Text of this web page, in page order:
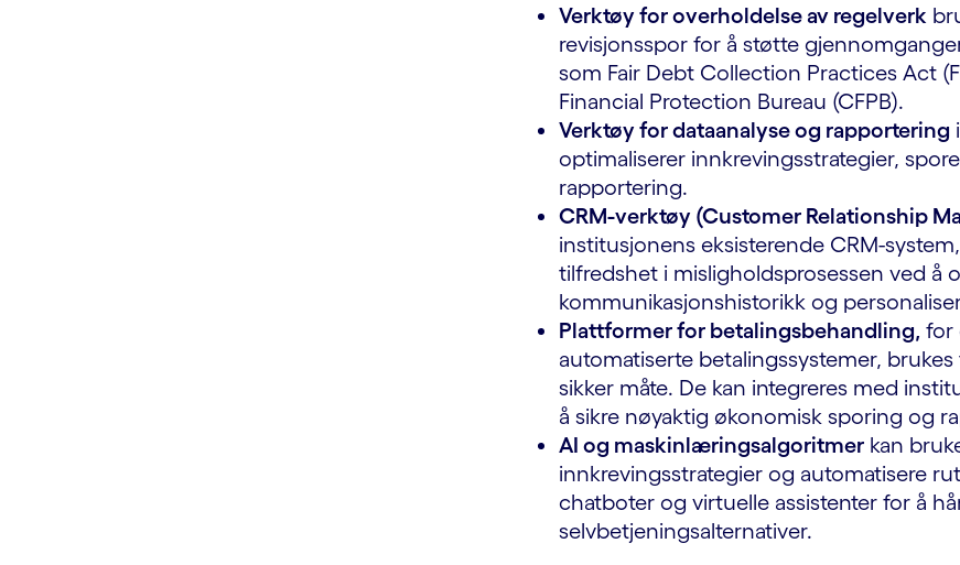
Verktøy for overholdelse av regelverk
revisjonsspor for å støtte
som Fair Debt Collection Practices Act
Financial Protection Bureau (CFPB).
Verktøy for dataanalyse og rapportering
optimaliserer innkrevingsstrategier,
rapportering.
CRM-verktøy (Customer Relationship
institusjonens eksisterende CRM-
tilfredshet i misligholdsprosessen ved å
kommunikasjonshistorikk og
Plattformer for betalingsbehandling, for
automatiserte betalingssystemer,
sikker måte. De kan integreres med
å sikre nøyaktig økonomisk sporing og
AI og maskinlæringsalgoritmer kan
innkrevingsstrategier og automatisere
chatboter og virtuelle assistenter for å
selvbetjeningsalternativer.